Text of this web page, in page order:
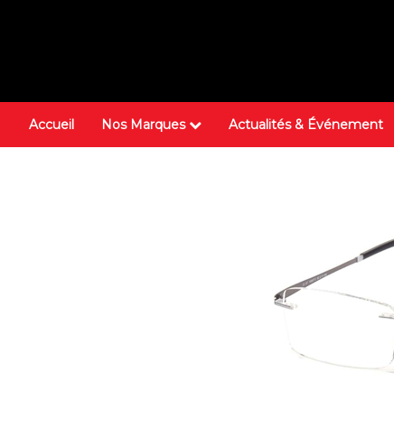
Accueil Nos Marques Actualités & Événement